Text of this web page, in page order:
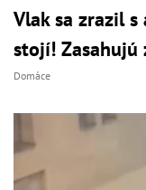
Vlak sa zrazil
stojí! Zasahujú
Domáce